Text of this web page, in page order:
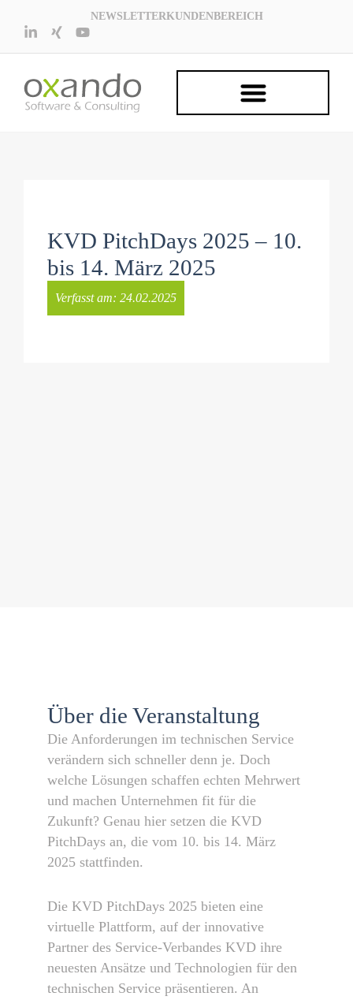
NEWSLETTERKUNDENBEREICH
KVD PitchDays 2025 – 10.
bis 14. März 2025
Verfasst am: 24.02.2025
Über die Veranstaltung
Die Anforderungen im technischen Service
verändern sich schneller denn je. Doch
welche Lösungen schaffen echten Mehrwert
und machen Unternehmen fit für die
Zukunft? Genau hier setzen die KVD
PitchDays an, die vom 10. bis 14. März
2025 stattfinden.
Die KVD PitchDays 2025 bieten eine
virtuelle Plattform, auf der innovative
Partner des Service-Verbandes KVD ihre
neuesten Ansätze und Technologien für den
technischen Service präsentieren. An